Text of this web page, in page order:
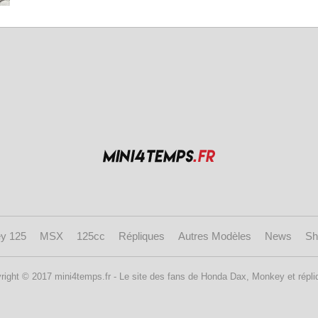
125 MSX 125cc Répliques Autres Modèles News
© 2017 mini4temps.fr - Le site des fans de Honda Dax, Monkey et